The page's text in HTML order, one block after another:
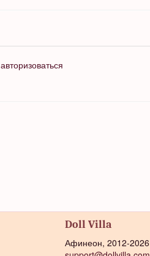
авторизоваться
Doll Villa
Афинеон, 2012-2026